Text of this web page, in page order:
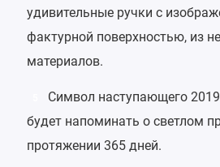
удивительные ручки с
фактурной поверхностью, из
материалов.
Символ наступающего
будет напоминать о светлом
протяжении 365 дней.